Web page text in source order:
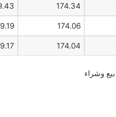
174.34
174.06
174.04